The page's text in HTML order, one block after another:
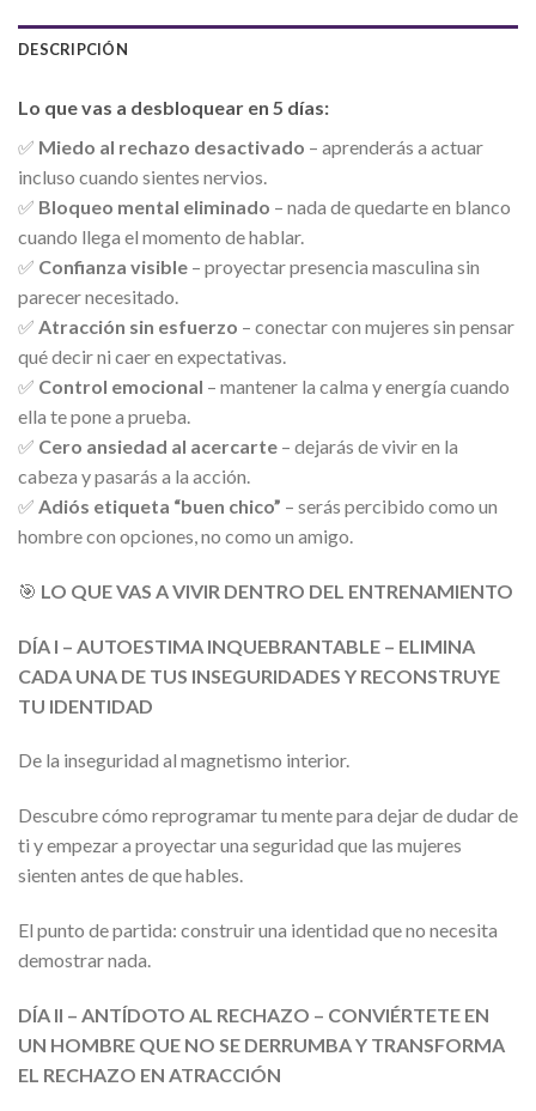
DESCRIPCIÓN
Lo que vas a desbloquear en 5 días:
✅ Miedo al rechazo desactivado – aprenderás a actuar
incluso cuando sientes nervios.
✅ Bloqueo mental eliminado – nada de quedarte en blanco
cuando llega el momento de hablar.
✅ Confianza visible – proyectar presencia masculina sin
parecer necesitado.
✅ Atracción sin esfuerzo – conectar con mujeres sin pensar
qué decir ni caer en expectativas.
✅ Control emocional – mantener la calma y energía cuando
ella te pone a prueba.
✅ Cero ansiedad al acercarte – dejarás de vivir en la
cabeza y pasarás a la acción.
✅ Adiós etiqueta “buen chico” – serás percibido como un
hombre con opciones, no como un amigo.
🎯 LO QUE VAS A VIVIR DENTRO DEL ENTRENAMIENTO
DÍA I – AUTOESTIMA INQUEBRANTABLE – ELIMINA
CADA UNA DE TUS INSEGURIDADES Y RECONSTRUYE
TU IDENTIDAD
De la inseguridad al magnetismo interior.
Descubre cómo reprogramar tu mente para dejar de dudar de
ti y empezar a proyectar una seguridad que las mujeres
sienten antes de que hables.
El punto de partida: construir una identidad que no necesita
demostrar nada.
DÍA II – ANTÍDOTO AL RECHAZO – CONVIÉRTETE EN
UN HOMBRE QUE NO SE DERRUMBA Y TRANSFORMA
EL RECHAZO EN ATRACCIÓN